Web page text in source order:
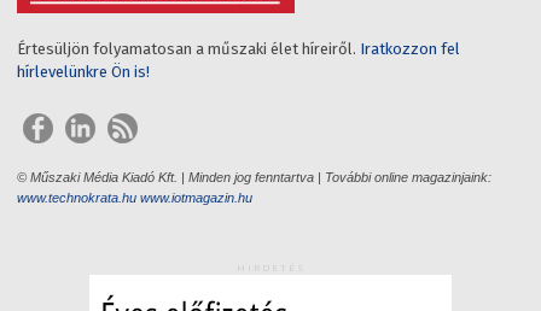
Értesüljön folyamatosan a műszaki élet híreiről. Iratkozzon fel
hírlevelünkre Ön is!
© Műszaki Média Kiadó Kft. | Minden jog fenntartva | További online magazinjaink:
www.technokrata.hu www.iotmagazin.hu
HIRDETÉS